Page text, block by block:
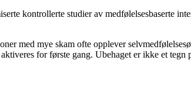
kontrollerte studier av medfølelsesbaserte
med mye skam ofte opplever
for første gang. Ubehaget er ikke et